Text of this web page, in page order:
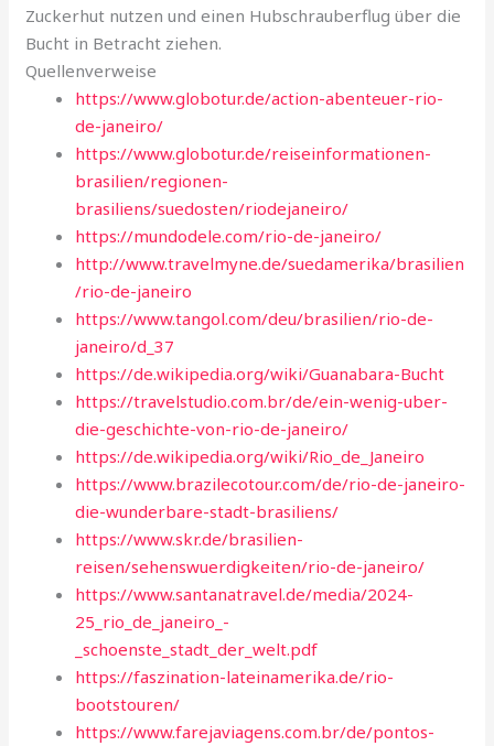
Zuckerhut nutzen und einen Hubschrauberflug über die
Bucht in Betracht ziehen.
Quellenverweise
https://www.globotur.de/action-abenteuer-rio-
de-janeiro/
https://www.globotur.de/reiseinformationen-
brasilien/regionen-
brasiliens/suedosten/riodejaneiro/
https://mundodele.com/rio-de-janeiro/
http://www.travelmyne.de/suedamerika/brasilien
/rio-de-janeiro
https://www.tangol.com/deu/brasilien/rio-de-
janeiro/d_37
https://de.wikipedia.org/wiki/Guanabara-Bucht
https://travelstudio.com.br/de/ein-wenig-uber-
die-geschichte-von-rio-de-janeiro/
https://de.wikipedia.org/wiki/Rio_de_Janeiro
https://www.brazilecotour.com/de/rio-de-janeiro-
die-wunderbare-stadt-brasiliens/
https://www.skr.de/brasilien-
reisen/sehenswuerdigkeiten/rio-de-janeiro/
https://www.santanatravel.de/media/2024-
25_rio_de_janeiro_-
_schoenste_stadt_der_welt.pdf
https://faszination-lateinamerika.de/rio-
bootstouren/
https://www.farejaviagens.com.br/de/pontos-